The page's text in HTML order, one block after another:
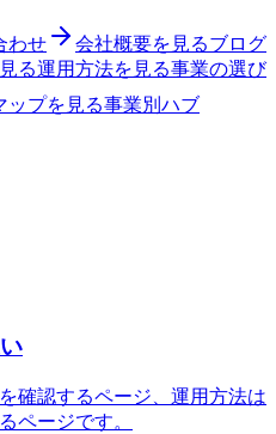
わせ 会社概要を見るブログ
る運用方法を見る事業の選び
ップを見る事業別ハブ
確認するページ、運用方法は
ページです。